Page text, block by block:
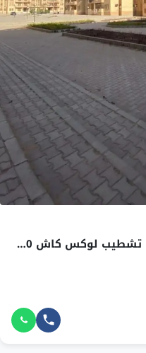
شقة للبيع 80 متر استلام فوري تشطيب لوكس كاش 900 الف دور خامس فقط بدون اسانسير